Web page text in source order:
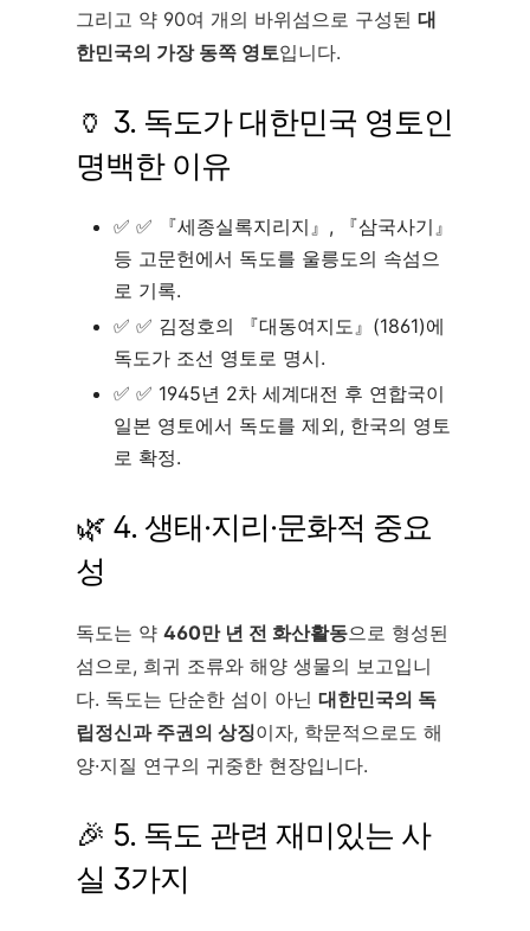
그리고 약 90여 개의 바위섬으로 구성된 대
한민국의 가장 동쪽 영토입니다.
🏺 3. 독도가 대한민국 영토인
명백한 이유
✅ 『세종실록지리지』, 『삼국사기』
등 고문헌에서 독도를 울릉도의 속섬으
로 기록.
✅ 김정호의 『대동여지도』(1861)에
독도가 조선 영토로 명시.
✅ 1945년 2차 세계대전 후 연합국이
일본 영토에서 독도를 제외, 한국의 영토
로 확정.
🌿 4. 생태·지리·문화적 중요
성
독도는 약 460만 년 전 화산활동으로 형성된
섬으로, 희귀 조류와 해양 생물의 보고입니
다. 독도는 단순한 섬이 아닌 대한민국의 독
립정신과 주권의 상징이자, 학문적으로도 해
양·지질 연구의 귀중한 현장입니다.
🎉 5. 독도 관련 재미있는 사
실 3가지